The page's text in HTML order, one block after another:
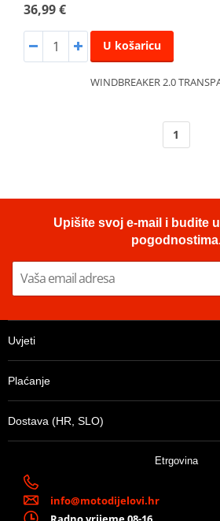
36,99 €
U košaricu
WINDBREAKER 2.0
1
Upišite svoj e-mail i budite
Uvjeti
Plaćanje
Dostava (HR, SLO)
Etrgovina
info@motodijelovi.hr